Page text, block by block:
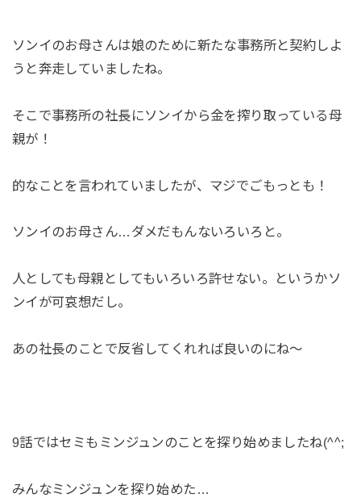
ソンイのお母さんは娘のために新たな事務所と契約しよ
うと奔走していましたね。
そこで事務所の社長にソンイから金を搾り取っている母
親が！
的なことを言われていましたが、マジでごもっとも！
ソンイのお母さん…ダメだもんないろいろと。
人としても母親としてもいろいろ許せない。というかソ
ンイが可哀想だし。
あの社長のことで反省してくれれば良いのにね～
9話ではセミもミンジュンのことを探り始めましたね(^^;
みんなミンジュンを探り始めた…